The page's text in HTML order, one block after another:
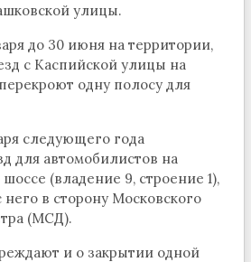
улицы.
до 30 июня на территории,
с Каспийской улицы на
одну полосу для
следующего года
для автомобилистов на
(владение 9, строение 1),
него в сторону Московского
(МСД).
и о закрытии одной